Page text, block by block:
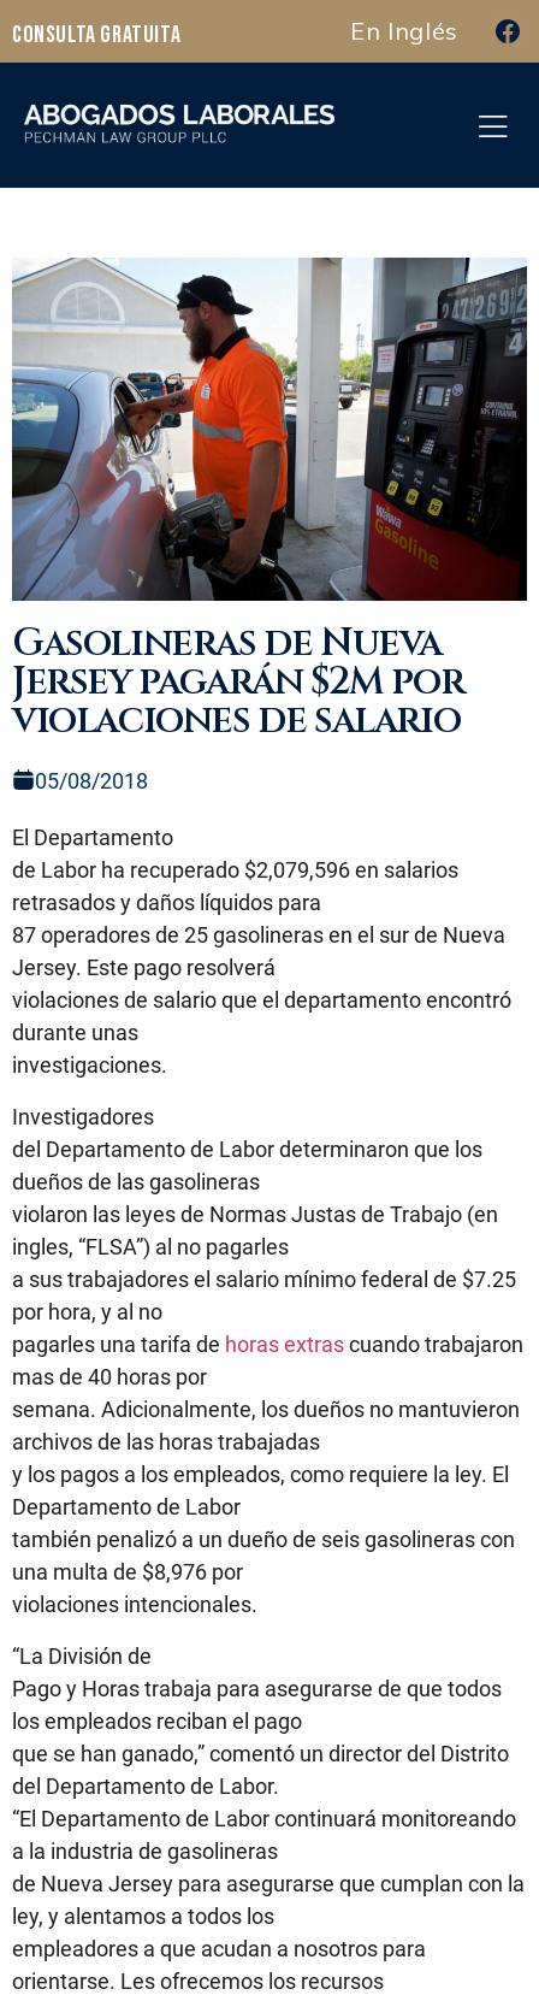
Consulta Gratuita En Inglés
Gasolineras de Nueva
Jersey pagarán $2M por
violaciones de salario
05/08/2018
El Departamento
de Labor ha recuperado $2,079,596 en salarios
retrasados y daños líquidos para
87 operadores de 25 gasolineras en el sur de Nueva
Jersey. Este pago resolverá
violaciones de salario que el departamento encontró
durante unas
investigaciones.
Investigadores
del Departamento de Labor determinaron que los
dueños de las gasolineras
violaron las leyes de Normas Justas de Trabajo (en
ingles, “FLSA”) al no pagarles
a sus trabajadores el salario mínimo federal de $7.25
por hora, y al no
pagarles una tarifa de horas extrascuando trabajaron
mas de 40 horas por
semana. Adicionalmente, los dueños no mantuvieron
archivos de las horas trabajadas
y los pagos a los empleados, como requiere la ley. El
Departamento de Labor
también penalizó a un dueño de seis gasolineras con
una multa de $8,976 por
violaciones intencionales.
“La División de
Pago y Horas trabaja para asegurarse de que todos
los empleados reciban el pago
que se han ganado,” comentó un director del Distrito
del Departamento de Labor.
“El Departamento de Labor continuará monitoreando
a la industria de gasolineras
de Nueva Jersey para asegurarse que cumplan con la
ley, y alentamos a todos los
empleadores a que acudan a nosotros para
orientarse. Les ofrecemos los recursos